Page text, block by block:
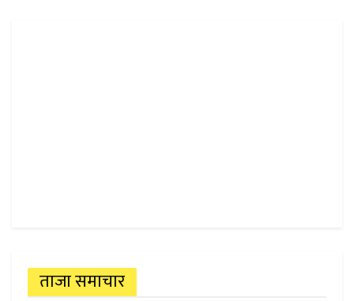
ताजा समाचार